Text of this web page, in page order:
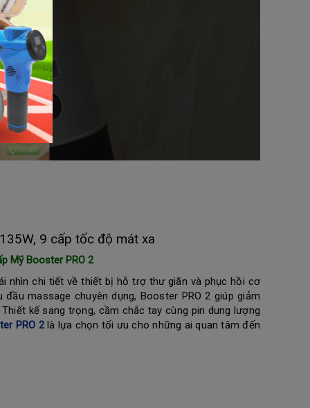
9 cấp tốc độ mát xa
Mỹ Booster PRO 2
nhìn chi tiết về thiết bị hỗ trợ thư giãn và phục hồi cơ
massage chuyên dụng, Booster PRO 2 giúp giảm
kế sang trọng, cầm chắc tay cùng pin dung lượng
PRO 2là lựa chọn tối ưu cho những ai quan tâm đến